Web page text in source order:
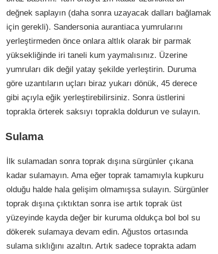
değnek saplayın (daha sonra uzayacak dalları bağlamak
için gerekli). Sandersonia aurantiaca yumrularını
yerleştirmeden önce onlara altlık olarak bir parmak
yüksekliğinde iri taneli kum yaymalısınız. Üzerine
yumruları dik değil yatay şekilde yerleştirin. Duruma
göre uzantıların uçları biraz yukarı dönük, 45 derece
gibi açıyla eğik yerleştirebilirsiniz. Sonra üstlerini
toprakla örterek saksıyı toprakla doldurun ve sulayın.
Sulama
İlk sulamadan sonra toprak dışına sürgünler çıkana
kadar sulamayın. Ama eğer toprak tamamıyla kupkuru
olduğu halde hala gelişim olmamışsa sulayın. Sürgünler
toprak dışına çıktıktan sonra ise artık toprak üst
yüzeyinde kayda değer bir kuruma oldukça bol bol su
dökerek sulamaya devam edin. Ağustos ortasında
sulama sıklığını azaltın. Artık sadece toprakta adam